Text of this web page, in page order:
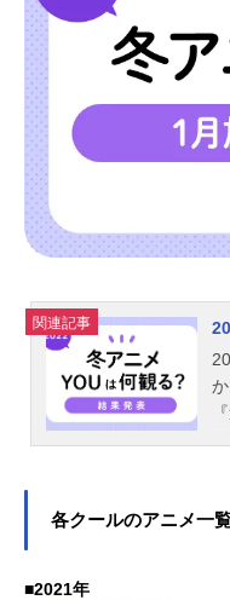
関連記事
各クールのアニメ一
■2021年